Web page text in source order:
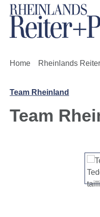
Hauptinhalt springen
Zur Suche springen
Zur Hauptnavigation
Home Rheinlands
Team Rheinland
Team
Bildergalerie überspringen